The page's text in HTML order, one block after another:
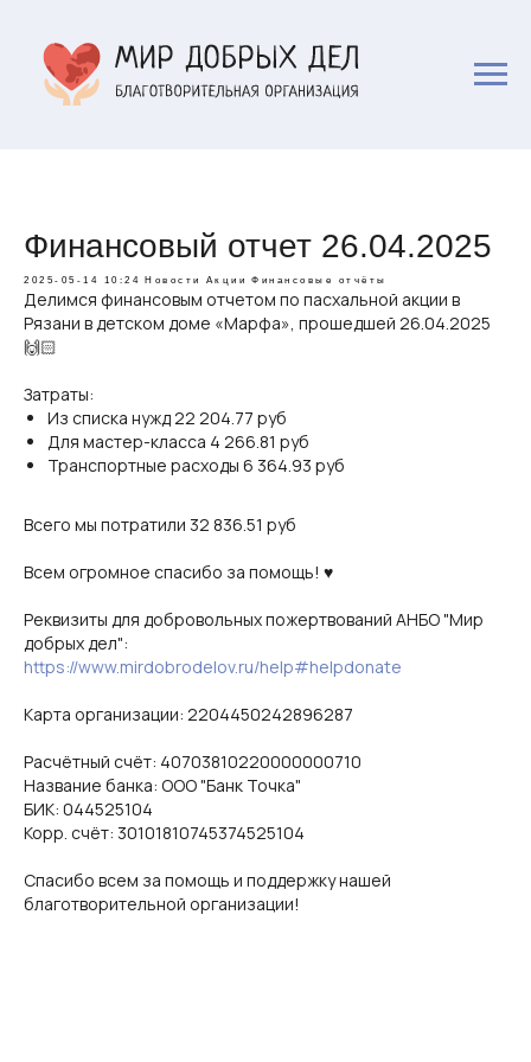
Финансовый отчет 26.04.2025
2025-05-14 10:24 Новости Акции Финансовые отчёты
Делимся финансовым отчетом по пасхальной акции в
Рязани в детском доме «Марфа», прошедшей 26.04.2025
🙌🏻
Затраты:
Из списка нужд 22 204.77 руб
Для мастер-класса 4 266.81 руб
Транспортные расходы 6 364.93 руб
Всего мы потратили 32 836.51 руб
Всем огромное спасибо за помощь! ♥️
Реквизиты для добровольных пожертвований АНБО "Мир
добрых дел":
https://www.mirdobrodelov.ru/help#helpdonate
Карта организации: 2204450242896287
Расчётный счёт: 40703810220000000710
Название банка: ООО "Банк Точка"
БИК: 044525104
Корр. счёт: 30101810745374525104
Спасибо всем за помощь и поддержку нашей
благотворительной организации!